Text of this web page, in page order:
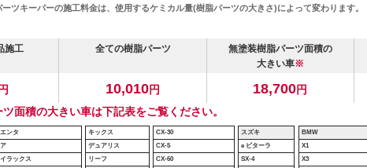
ツキーパーの施工料金は、使用するケミカル量(樹脂パーツの大きさ)によって変わります。
施工
円
全ての樹脂パーツ
10,010円
無塗装樹脂パーツ面積の
大きい車※
18,700円
面積の大きい車は下記表をご覧ください。
ンタ
ラックス
キックス
デュアリス
リーフ
CX-30
CX-5
CX-60
スズキ
e ビターラ
SX-4
BMW
X1
X3